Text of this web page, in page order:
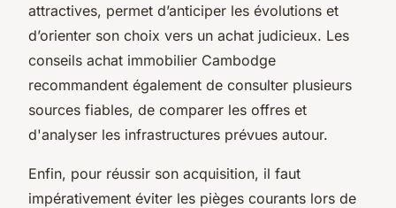
attractives, permet d’anticiper les évolutions et
d’orienter son choix vers un achat judicieux. Les
conseils achat immobilier Cambodge
recommandent également de consulter plusieurs
sources fiables, de comparer les offres et
d'analyser les infrastructures prévues autour.
Enfin, pour réussir son acquisition, il faut
impérativement éviter les pièges courants lors de